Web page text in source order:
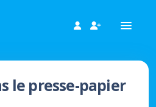
le presse-papier